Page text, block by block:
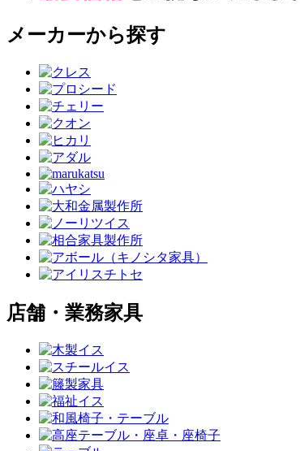
メーカーから探す
店舗・業務家具